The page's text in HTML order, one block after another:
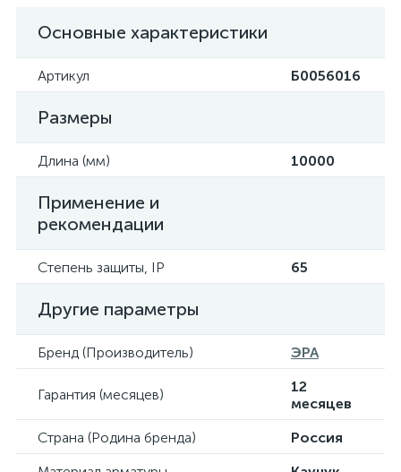
Основные характеристики
Артикул Б0056016
Размеры
Длина (мм) 10000
Применение и
рекомендации
Степень защиты, IP 65
Другие параметры
Бренд (Производитель) ЭРА
Гарантия (месяцев)
12
месяцев
Страна (Родина бренда)
Россия